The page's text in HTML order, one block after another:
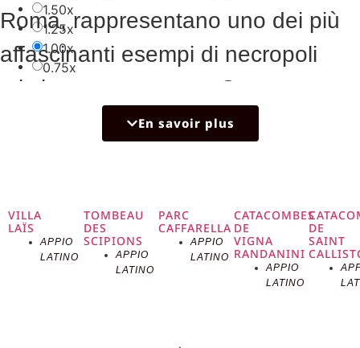
1.50x
1.25x
1.00x
0.75x
Roma, rappresentano uno dei più
affascinanti esempi di necropoli
cristiana sotterranea. Queste
catacombe prendono il nome dal
d.C. e una basilica fu eretta sul sito
nel IV secolo per onorarlo. Les
Catacombes de San Sebastiano,
En savoir plus
VILLA
LAÏS
APPIO
LATINO
TOMBEAU
DES
SCIPIONS
APPIO
LATINO
PARC
CAFFARELLA
APPIO
LATINO
CATACOMBES
DE
VIGNA
RANDANINI
APPIO
LATINO
DE
SAINT